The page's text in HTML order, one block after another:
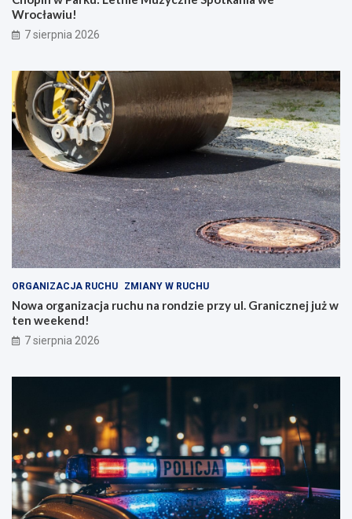
Wrocławiu!
7 sierpnia 2026
ORGANIZACJA RUCHU ZMIANY W RUCHU
Nowa organizacja ruchu na rondzie przy ul. Granicznej już w
ten weekend!
7 sierpnia 2026